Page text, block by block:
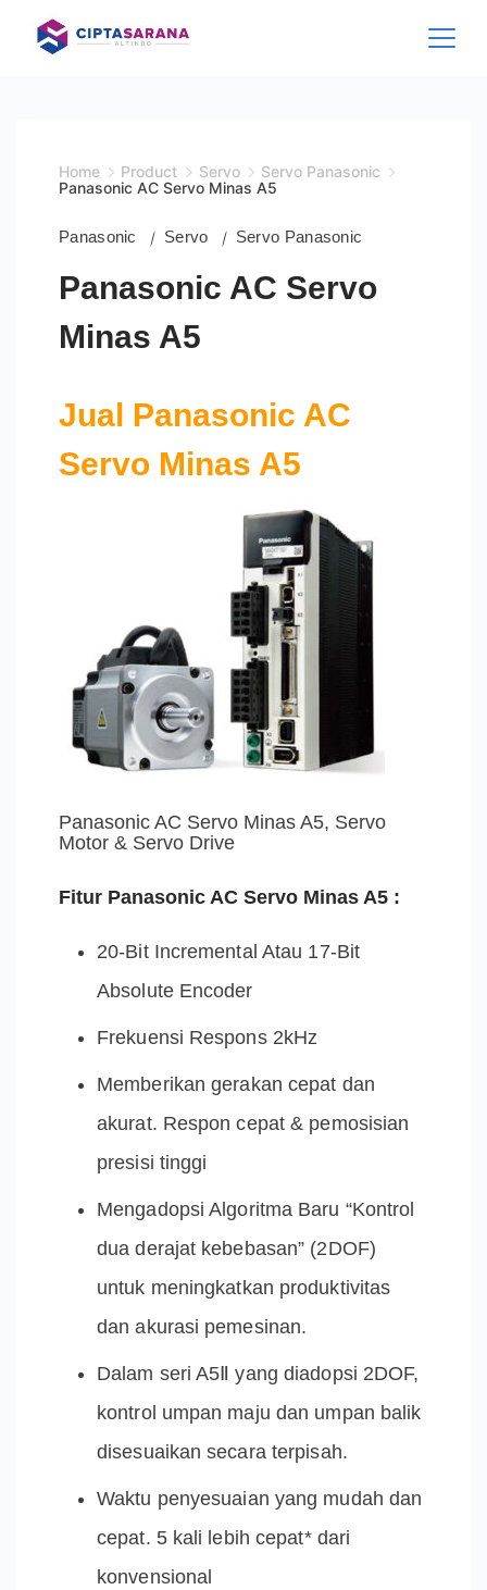
content
Home Product Servo
Servo Panasonic
Panasonic AC Servo Minas A5
Panasonic Servo Servo Panasonic
Panasonic AC Servo
Minas A5
Jual Panasonic AC
Servo Minas A5
Panasonic AC Servo Minas A5, Servo
Motor & Servo Drive
Fitur Panasonic AC Servo Minas A5 :
20-Bit Incremental Atau 17-Bit
Absolute Encoder
Frekuensi Respons 2kHz
Memberikan gerakan cepat dan
akurat. Respon cepat & pemosisian
presisi tinggi
Mengadopsi Algoritma Baru “Kontrol
dua derajat kebebasan” (2DOF)
untuk meningkatkan produktivitas
dan akurasi pemesinan.
Dalam seri A5Ⅱ yang diadopsi 2DOF,
kontrol umpan maju dan umpan balik
disesuaikan secara terpisah.
Waktu penyesuaian yang mudah dan
cepat. 5 kali lebih cepat* dari
konvensional